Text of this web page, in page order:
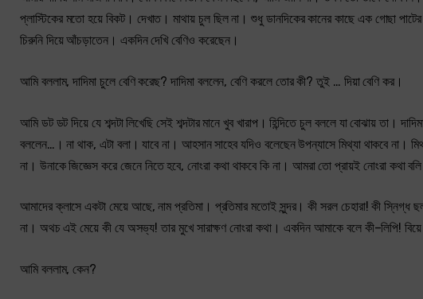
প্লাস্টিকের মতো হয়ে বিকট। দেখাত। মাথায় চুল ছিল না। শুধু ডানদিকের কানের কাছে এক গোছা
চিরুনি দিয়ে আঁচড়াতেন। একদিন দেখি বেণিও করেছেন।
আমি বললাম, দাদিমা চুলে বেণি করেছ? দাদিমা বললেন, বেণি করলে তোর কী? তুই … দিয়া বেণি কর।
আমি ডট ডট দিয়ে যে শব্দটা লিখেছি সেই শব্দটার মানে খুব খারাপ। হিন্দিতে চুল বললে যা বোঝায় তা।
বললেন…। না থাক, এটা বলা। যাবে না। আহসান সাহেব যদিও বলেছেন উপন্যাসে মিথ্যা থাকবে না।
না। উনাকে জিজ্ঞেস করে জেনে নিতে হবে, নোংরা কথা থাকবে কি না। আমরা তো প্রায়ই নোংরা কথা
আমাদের ক্লাসে একটা মেয়ে আছে, নাম প্রতিমা। প্রতিমার মতোই সুন্দর। কী সরল চেহারা! কী স্নিগ্ধ
না। অথচ এই মেয়ে কী যে অসভ্য! তার মুখে সারাক্ষণ নোংরা কথা। একদিন আমাকে বলে কী–লিপি! বিয়ে
আমি বললাম, কেন?